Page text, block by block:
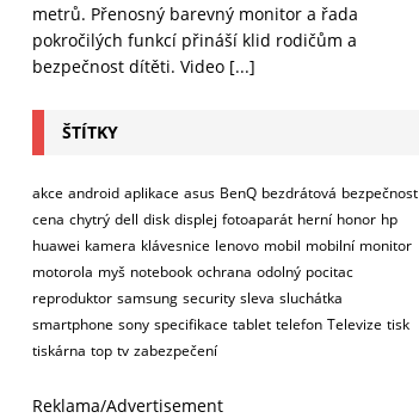
metrů. Přenosný barevný monitor a řada
pokročilých funkcí přináší klid rodičům a
bezpečnost dítěti. Video [...]
ŠTÍTKY
akce android aplikace asus BenQ bezdrátová bezpečnost
cena chytrý dell disk displej fotoaparát herní honor hp
huawei kamera klávesnice lenovo mobil mobilní monitor
motorola myš notebook ochrana odolný pocitac
reproduktor samsung security sleva sluchátka
smartphone sony specifikace tablet telefon Televize tisk
tiskárna top tv zabezpečení
Reklama/Advertisement